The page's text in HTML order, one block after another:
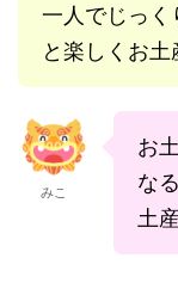
一人でじっく
と楽しくお
みこ
お
な
土